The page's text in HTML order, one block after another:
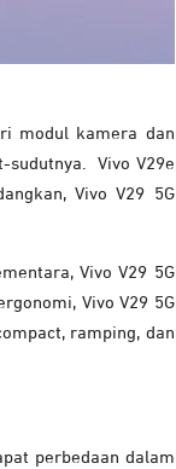
modul kamera dan
sudutnya.Vivo V29e
Vivo V29 5G
Vivo V29 5G
Vivo V29 5G
ramping, dan
perbedaan dalam